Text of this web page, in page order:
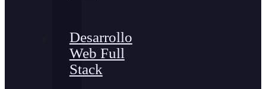
Desarrollo
Web Full
Stack